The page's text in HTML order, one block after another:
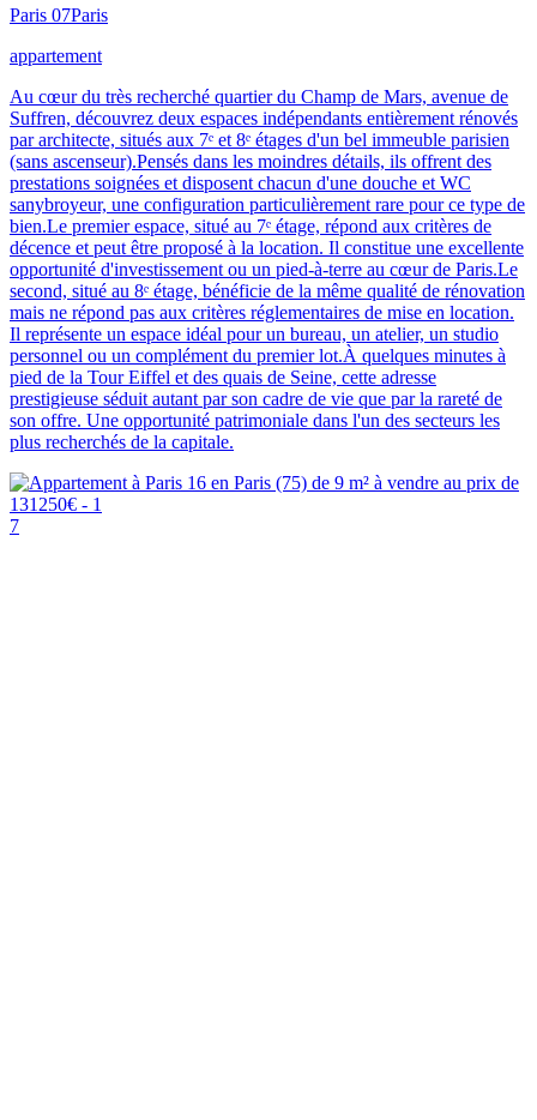
Paris 07Paris
appartement
Au cœur du très recherché quartier du Champ de Mars, avenue de
Suffren, découvrez deux espaces indépendants entièrement rénovés
par architecte, situés aux 7ᵉ et 8ᵉ étages d'un bel immeuble parisien
(sans ascenseur).Pensés dans les moindres détails, ils offrent des
prestations soignées et disposent chacun d'une douche et WC
sanybroyeur, une configuration particulièrement rare pour ce type de
bien.Le premier espace, situé au 7ᵉ étage, répond aux critères de
décence et peut être proposé à la location. Il constitue une excellente
opportunité d'investissement ou un pied-à-terre au cœur de Paris.Le
second, situé au 8ᵉ étage, bénéficie de la même qualité de rénovation
mais ne répond pas aux critères réglementaires de mise en location.
Il représente un espace idéal pour un bureau, un atelier, un studio
personnel ou un complément du premier lot.À quelques minutes à
pied de la Tour Eiffel et des quais de Seine, cette adresse
prestigieuse séduit autant par son cadre de vie que par la rareté de
son offre. Une opportunité patrimoniale dans l'un des secteurs les
plus recherchés de la capitale.
7